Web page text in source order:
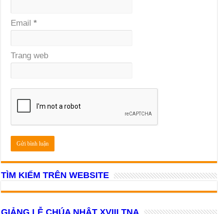
Email*
Trang web
TÌM KIẾM TRÊN WEBSITE
GIẢNG LỄ CHÚA NHẬT XVIII TNA